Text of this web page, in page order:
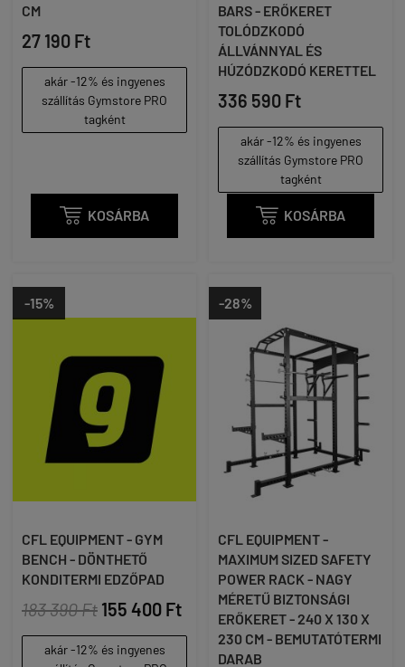
CM
27 190 Ft
akár -12% és ingyenes
szállítás Gymstore PRO
tagként
 KOSÁRBA
BARS - ERŐKERET
TOLÓDZKODÓ
ÁLLVÁNNYAL ÉS
HÚZÓDZKODÓ KERETTEL
336 590 Ft
akár -12% és ingyenes
szállítás Gymstore PRO
tagként
 KOSÁRBA
-15%
CFL EQUIPMENT - GYM
BENCH - DÖNTHETŐ
KONDITERMI EDZŐPAD
183 390 Ft 155 400 Ft
akár -12% és ingyenes
-28%
CFL EQUIPMENT -
MAXIMUM SIZED SAFETY
POWER RACK - NAGY
MÉRETŰ BIZTONSÁGI
ERŐKERET - 240 X 130 X
230 CM - BEMUTATÓTERMI
DARAB